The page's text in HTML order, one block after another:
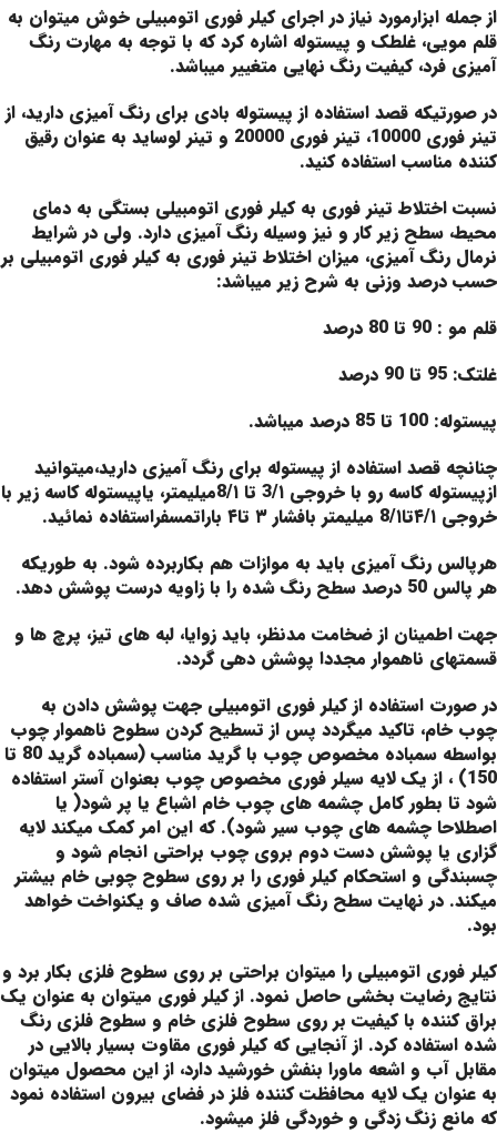
از جمله ابزارمورد نیاز در اجرای کیلر فوری اتومبیلی خوش میتوان به
قلم مویی، غلطک و پیستوله اشاره کرد که با توجه به مهارت رنگ
آمیزی فرد، کیفیت رنگ نهایی متغییر میباشد.
در صورتیکه قصد استفاده از پیستوله بادی برای رنگ آمیزی دارید، از
تینر فوری 10000، تینر فوری 20000 و تینر لوساید به عنوان رقیق
کننده مناسب استفاده کنید.
نسبت اختلاط تینر فوری به کیلر فوری اتومبیلی بستگی به دمای
محیط، سطح زیر کار و نیز وسیله رنگ آمیزی دارد. ولی در شرایط
نرمال رنگ آمیزی، میزان اختلاط تینر فوری به کیلر فوری اتومبیلی بر
حسب درصد وزنی به شرح زیر میباشد:
قلم مو : 90 تا 80 درصد
غلتک: 95 تا 90 درصد
پیستوله: 100 تا 85 درصد میباشد.
چنانچه قصد استفاده از پیستوله برای رنگ آمیزی دارید،میتوانید
ازپيستوله كاسه رو با خروجی 3/۱ تا 8/۱ميليمتر، ياپيستوله كاسه زير با
خروجی ۴/۱تا8/۱ ميليمتر بافشار ۳ تا۴ باراتمسفراستفاده نمائيد.
هرپالس رنگ آمیزی باید به موازات هم بکاربرده شود. به طوریکه
هر پالس 50 درصد سطح رنگ شده را با زاویه درست پوشش دهد.
جهت اطمینان از ضخامت مدنظر، باید زوایا، لبه های تیز، پرچ ها و
قسمتهای ناهموار مجددا پوشش دهی گردد.
در صورت استفاده از کیلر فوری اتومبیلی جهت پوشش دادن به
چوب خام، تاکید میگردد پس از تسطیح کردن سطوح ناهموار چوب
بواسطه سمباده مخصوص چوب با گرید مناسب (سمباده گرید 80 تا
150) ، از یک لایه سیلر فوری مخصوص چوب بعنوان آستر استفاده
شود تا بطور کامل چشمه های چوب خام اشباع یا پر شود( یا
اصطلاحا چشمه های چوب سیر شود). که این امر کمک میکند لایه
گزاری یا پوشش دست دوم بروی چوب براحتی انجام شود و
چسبندگی و استحکام کیلر فوری را بر روی سطوح چوبی خام بیشتر
میکند. در نهایت سطح رنگ آمیزی شده صاف و یکنواخت خواهد
بود.
کیلر فوری اتومبیلی را میتوان براحتی بر روی سطوح فلزی بکار برد و
نتایج رضایت بخشی حاصل نمود. از کیلر فوری میتوان به عنوان یک
براق کننده با کیفیت بر روی سطوح فلزی خام و سطوح فلزی رنگ
شده استفاده کرد. از آنجایی که کیلر فوری مقاوت بسیار بالایی در
مقابل آب و اشعه ماورا بنفش خورشید دارد، از این محصول میتوان
به عنوان یک لایه محافظت کننده فلز در فضای بیرون استفاده نمود
که مانع زنگ زدگی و خوردگی فلز میشود.